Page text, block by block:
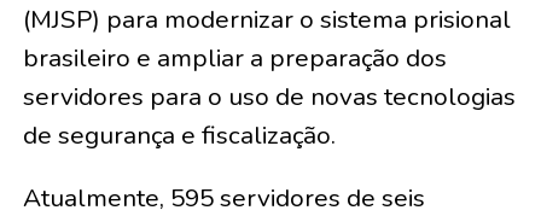
(MJSP) para modernizar o sistema prisional
brasileiro e ampliar a preparação dos
servidores para o uso de novas tecnologias
de segurança e fiscalização.
Atualmente, 595 servidores de seis